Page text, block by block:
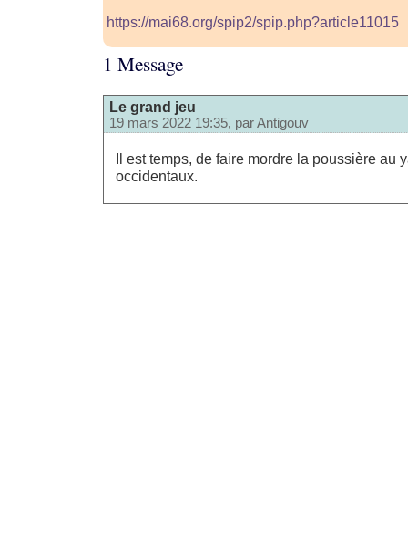
https://mai68.org/spip2/spip.php?article11015
1 Message
Le grand jeu
19 mars 2022 19:35, parAntigouv
Il est temps, de faire mordre la poussière au
occidentaux.